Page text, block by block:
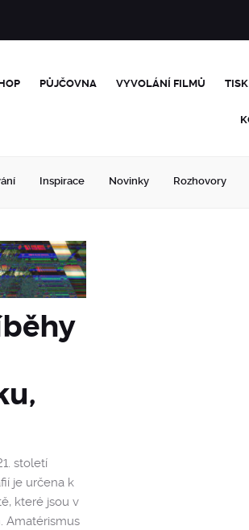
PŮJČOVNA VYVOLÁNÍ FILMŮ
Inspirace Novinky Rozhovory
století
je určena k
které jsou v
Amatérismus